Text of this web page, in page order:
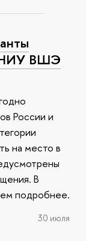
НИУ ВШЭ
России и
на место в
В
подробнее.
30 июля